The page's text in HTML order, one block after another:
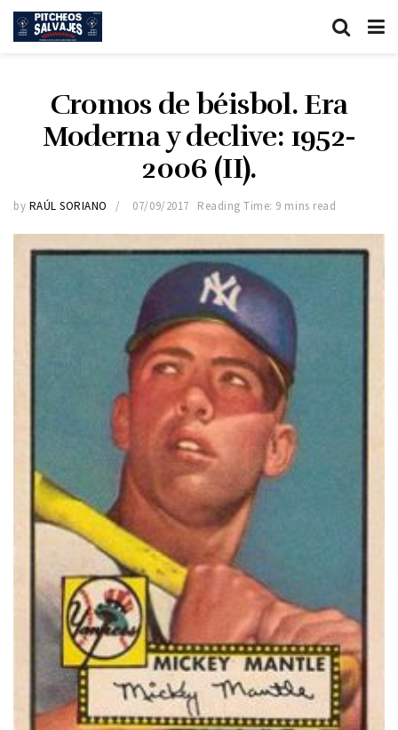
Cromos de béisbol. Era
Moderna y declive: 1952-
2006 (II).
by RAÚL SORIANO 07/09/2017 Reading Time: 9 mins read